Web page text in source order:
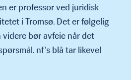
er professor ved juridisk
i Tromsø. Det er følgelig
videre bør avfeie når det
nf’s blå tar likevel